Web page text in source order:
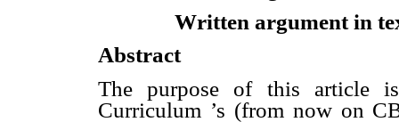
Written argument in
Abstract
The purpose of this article
Curriculum ’s (from now on